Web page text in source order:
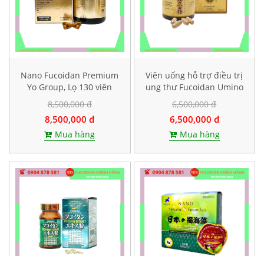
Nano Fucoidan Premium
Yo Group, Lọ 130 viên
8,500,000 đ
8,500,000 đ
Mua hàng
Viên uống hỗ trợ điều trị
ung thư Fucoidan Umino
Takaramono, Hộp 130
viên
6,500,000 đ
6,500,000 đ
Mua hàng